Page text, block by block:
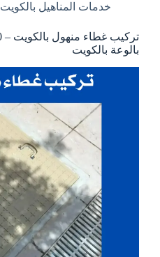
خدمات المناهيل بالكويت
بالوعة بالكويت